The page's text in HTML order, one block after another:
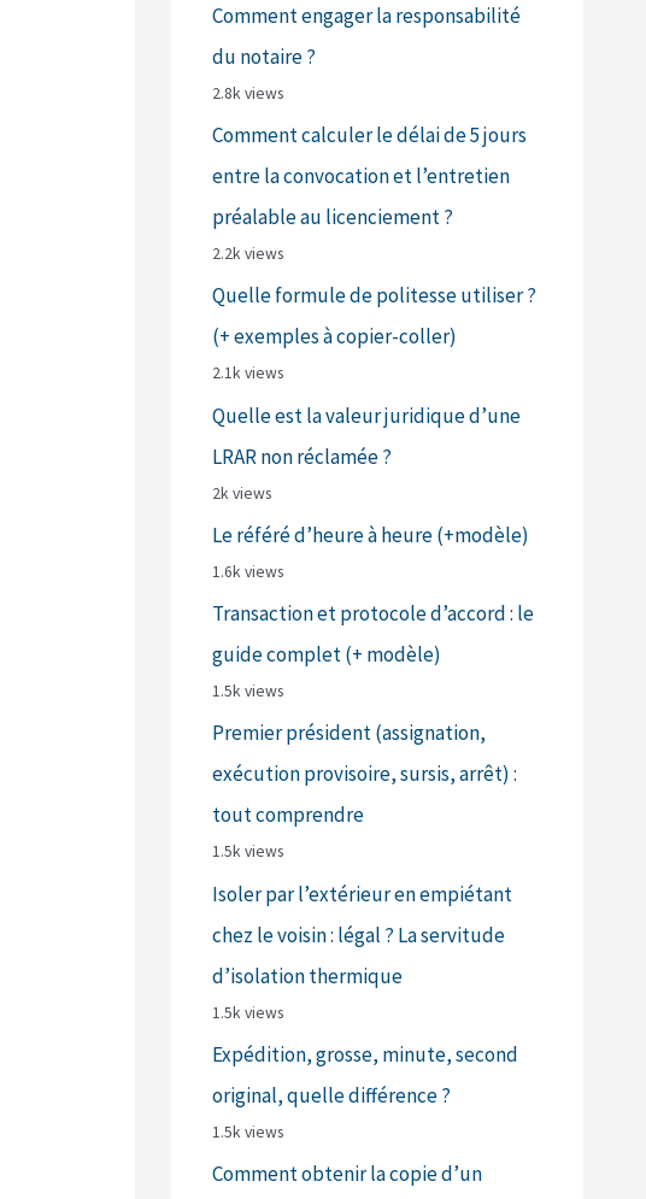
Comment engager la responsabilité
du notaire ?
2.8k views
Comment calculer le délai de 5 jours
entre la convocation et l’entretien
préalable au licenciement ?
2.2k views
Quelle formule de politesse utiliser ?
(+ exemples à copier-coller)
2.1k views
Quelle est la valeur juridique d’une
LRAR non réclamée ?
2k views
Le référé d’heure à heure (+modèle)
1.6k views
Transaction et protocole d’accord : le
guide complet (+ modèle)
1.5k views
Premier président (assignation,
exécution provisoire, sursis, arrêt) :
tout comprendre
1.5k views
Isoler par l’extérieur en empiétant
chez le voisin : légal ? La servitude
d’isolation thermique
1.5k views
Expédition, grosse, minute, second
original, quelle différence ?
1.5k views
Comment obtenir la copie d’un